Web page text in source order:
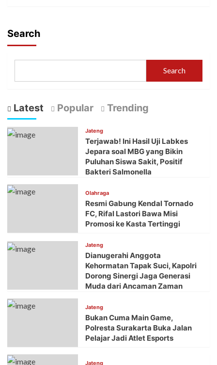
Search
Search
Latest Popular Trending
Jateng
Terjawab! Ini Hasil Uji Labkes
Jepara soal MBG yang Bikin
Puluhan Siswa Sakit, Positif
Bakteri Salmonella
Olahraga
Resmi Gabung Kendal Tornado
FC, Rifal Lastori Bawa Misi
Promosi ke Kasta Tertinggi
Jateng
Dianugerahi Anggota
Kehormatan Tapak Suci, Kapolri
Dorong Sinergi Jaga Generasi
Muda dari Ancaman Zaman
Jateng
Bukan Cuma Main Game,
Polresta Surakarta Buka Jalan
Pelajar Jadi Atlet Esports
Jateng